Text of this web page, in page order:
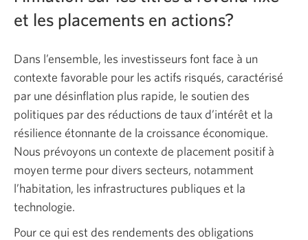
et les placements en actions?
Dans l’ensemble, les investisseurs font face à un
contexte favorable pour les actifs risqués, caractérisé
par une désinflation plus rapide, le soutien des
politiques par des réductions de taux d’intérêt et la
résilience étonnante de la croissance économique.
Nous prévoyons un contexte de placement positif à
moyen terme pour divers secteurs, notamment
l’habitation, les infrastructures publiques et la
technologie.
Pour ce qui est des rendements des obligations